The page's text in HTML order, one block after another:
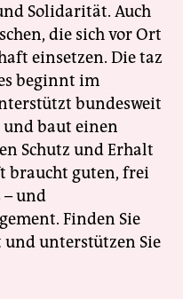
Solidarität. Auch
die sich vor Ort
einsetzen. Die taz
beginnt im
bundesweit
baut einen
Schutz und Erhalt
braucht guten, frei
und
Finden Sie
und unterstützen Sie